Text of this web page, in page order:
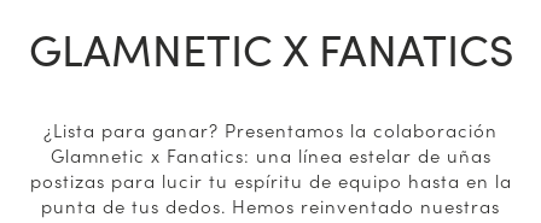
GLAMNETIC X FANATICS
¿Lista para ganar? Presentamos la colaboración
Glamnetic x Fanatics: una línea estelar de uñas
postizas para lucir tu espíritu de equipo hasta en la
punta de tus dedos. Hemos reinventado nuestras